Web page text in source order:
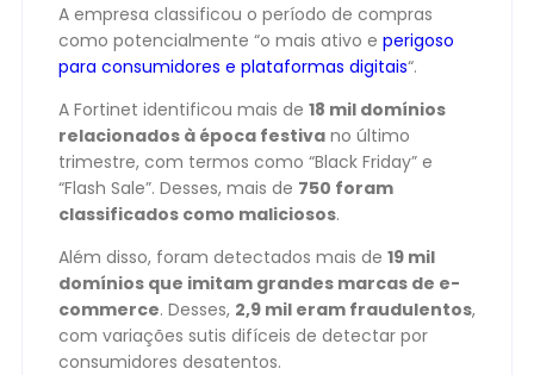
A empresa classificou o período de compras
como potencialmente “o mais ativo e perigoso
para consumidores e plataformas digitais“.
A Fortinet identificou mais de 18 mil domínios
relacionados à época festiva no último
trimestre, com termos como “Black Friday” e
“Flash Sale”. Desses, mais de 750 foram
classificados como maliciosos.
Além disso, foram detectados mais de 19 mil
domínios que imitam grandes marcas de e-
commerce. Desses, 2,9 mil eram fraudulentos,
com variações sutis difíceis de detectar por
consumidores desatentos.